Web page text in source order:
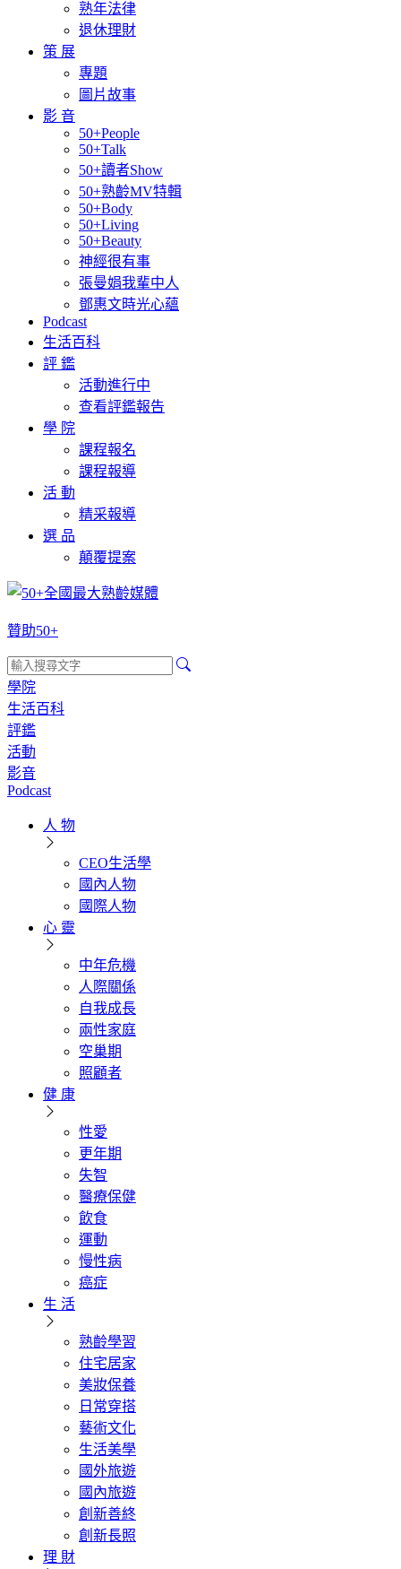
熟年法律
退休理財
策 展
專題
圖片故事
影 音
50+People
50+Talk
50+讀者Show
50+熟齡MV特輯
50+Body
50+Living
50+Beauty
神經很有事
張曼娟我輩中人
鄧惠文時光心蘊
Podcast
生活百科
評 鑑
活動進行中
查看評鑑報告
學 院
課程報名
課程報導
活 動
精采報導
選 品
顛覆提案
贊助50+
學院
生活百科
評鑑
活動
影音
Podcast
人 物
CEO生活學
國內人物
國際人物
心 靈
中年危機
人際關係
自我成長
兩性家庭
空巢期
照顧者
健 康
性愛
更年期
失智
醫療保健
飲食
運動
慢性病
癌症
生 活
熟齡學習
住宅居家
美妝保養
日常穿搭
藝術文化
生活美學
國外旅遊
國內旅遊
創新善終
創新長照
理 財